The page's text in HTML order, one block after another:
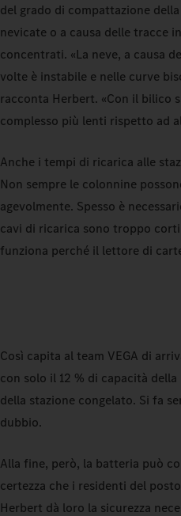
del grado di compattazione
nevicate o a causa delle tracce
concentrati. «La neve, a causa
volte è instabile e nelle curve
racconta Herbert. «Con il bilico
complesso più lenti rispetto ad
Anche i tempi di ricarica alle
Non sempre le colonnine
agevolmente. Spesso è
cavi di ricarica sono troppo
funziona perché il lettore di
Così capita al team VEGA di
con solo il 12 % di capacità
della stazione congelato. Si fa
dubbio.
Alla fine, però, la batteria può
certezza che i residenti del
Herbert dà loro la sicurezza